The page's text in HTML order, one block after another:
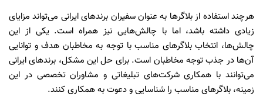
هرچند استفاده از بلاگرها به عنوان سفیران برندهای ایرانی می‌تواند مزایای
زیادی داشته باشد، اما با چالش‌هایی نیز همراه است. یکی از این
چالش‌ها، انتخاب بلاگرهای مناسب با توجه به مخاطبان هدف و توانایی
آن‌ها در جذب توجه مخاطبان است. برای حل این مشکل، برندهای ایرانی
می‌توانند با همکاری شرکت‌های تبلیغاتی و مشاوران تخصصی در این
زمینه، بلاگرهای مناسب را شناسایی و دعوت به همکاری کنند.